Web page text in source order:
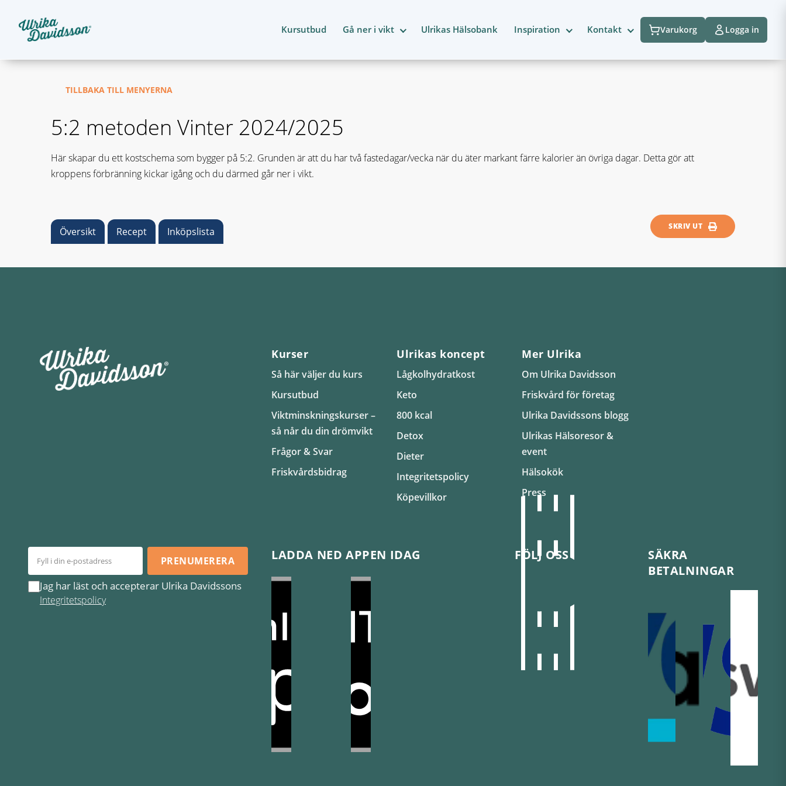
Kursutbud Gå ner i vikt Ulrikas Hälsobank Inspiration Kontakt Varukorg Logga in
TILLBAKA TILL MENYERNA
5:2 metoden Vinter 2024/2025
Här skapar du ett kostschema som bygger på 5:2. Grunden är att du har två fastedagar/vecka när du äter markant färre kalorier än övriga dagar. Detta gör att
kroppens förbränning kickar igång och du därmed går ner i vikt.
Översikt Recept Inköpslista SKRIV UT
Kurser
Så här väljer du kurs
Kursutbud
Viktminskningskurser –
så når du din drömvikt
Frågor & Svar
Friskvårdsbidrag
Ulrikas koncept
Lågkolhydratkost
Keto
800 kcal
Detox
Dieter
Integritetspolicy
Köpevillkor
Mer Ulrika
Om Ulrika Davidsson
Friskvård för företag
Ulrika Davidssons blogg
Ulrikas Hälsoresor &
event
Hälsokök
Press
PRENUMERERA
Jag har läst och accepterar Ulrika Davidssons
Integritetspolicy
LADDA NED APPEN IDAG FÖLJ OSS
SÄKRA
BETALNINGAR